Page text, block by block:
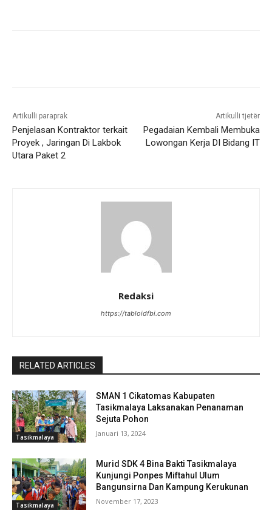
Artikulli paraprak
Penjelasan Kontraktor terkait
Proyek , Jaringan Di Lakbok
Utara Paket 2
Artikulli tjetër
Pegadaian Kembali Membuka
Lowongan Kerja DI Bidang IT
Redaksi
https://tabloidfbi.com
RELATED ARTICLES
Tasikmalaya
SMAN 1 Cikatomas Kabupaten
Tasikmalaya Laksanakan Penanaman
Sejuta Pohon
Januari 13, 2024
Tasikmalaya
Murid SDK 4 Bina Bakti Tasikmalaya
Kunjungi Ponpes Miftahul Ulum
Bangunsirna Dan Kampung Kerukunan
November 17, 2023